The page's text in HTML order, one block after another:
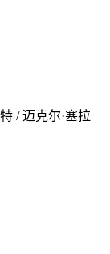
/ 迈克尔·塞拉